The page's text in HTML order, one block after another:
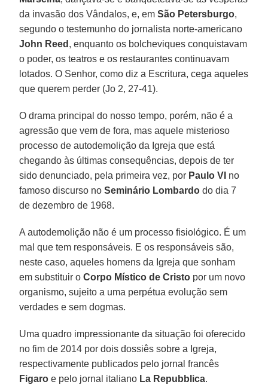
da invasão dos Vândalos, e, emSão Petersburgo,
segundo o testemunho do jornalista norte-americano
John Reed , enquanto os bolcheviques conquistavam
o poder, os teatros e os restaurantes continuavam
lotados. O Senhor, como diz a Escritura, cega aqueles
que querem perder (Jo 2, 27-41).
O drama principal do nosso tempo, porém, não é a
agressão que vem de fora, mas aquele misterioso
processo de autodemolição da Igreja que está
chegando às últimas consequências, depois de ter
sido denunciado, pela primeira vez, por Paulo VI no
famoso discurso noSeminário Lombardo do dia 7
de dezembro de 1968.
A autodemolição não é um processo fisiológico. É um
mal que tem responsáveis. E os responsáveis são,
neste caso, aqueles homens da Igreja que sonham
em substituir oCorpo Místico de Cristo por um novo
organismo, sujeito a uma perpétua evolução sem
verdades e sem dogmas.
Uma quadro impressionante da situação foi oferecido
no fim de 2014 por dois dossiês sobre a Igreja,
respectivamente publicados pelo jornal francês
Figaro e pelo jornal italiano La Repubblica.